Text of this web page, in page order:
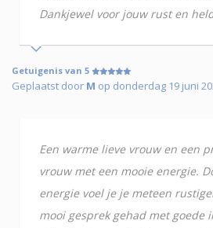
Dankjewel voor jouw rust en
Getuigenis van 5
Geplaatst door M op donderdag 19 juni
Een warme lieve vrouw en een
vrouw met een mooie energie.
energie voel je je meteen
mooi gesprek gehad met goede